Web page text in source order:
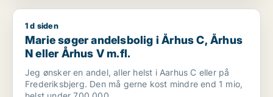
Marie søger andelsbolig i Århus C, Århus N eller Århus V m.fl.
1 d siden
Marie søger andelsbolig i Århus C, Århus
N eller Århus V m.fl.
Jeg ønsker en andel, aller helst i Aarhus C eller på
Frederiksbjerg. Den må gerne kost mindre end 1 mio,